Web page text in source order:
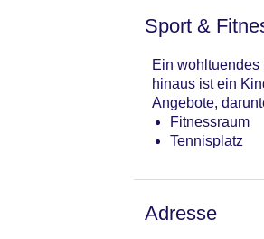
Sport &
Ein
hinaus ist ein
Angebote,
Fitnessraum
Tennisplatz
Adresse